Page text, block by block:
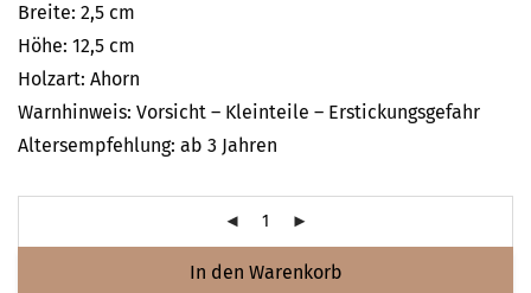
Breite: 2,5 cm
Höhe: 12,5 cm
Holzart: Ahorn
Warnhinweis: Vorsicht – Kleinteile – Erstickungsgefahr
Altersempfehlung: ab 3 Jahren
In den Warenkorb